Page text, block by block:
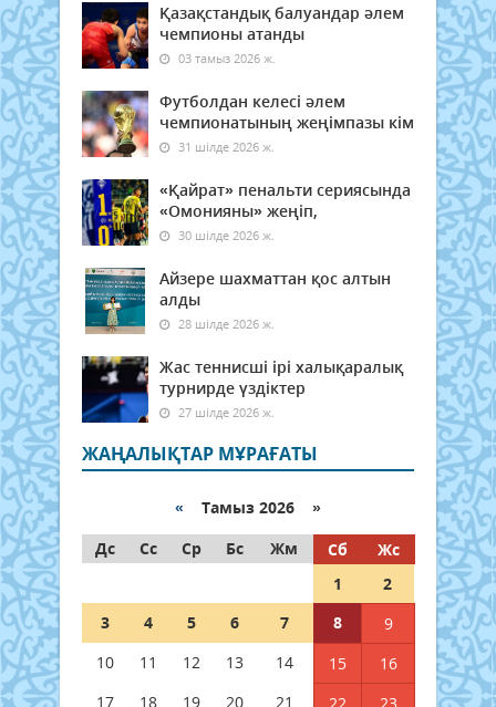
Қазақстандық балуандар әлем
чемпионы атанды
03 тамыз 2026 ж.
Футболдан келесі әлем
чемпионатының жеңімпазы кім
31 шілде 2026 ж.
«Қайрат» пенальти сериясында
«Омонияны» жеңіп,
30 шілде 2026 ж.
Айзере шахматтан қос алтын
алды
28 шілде 2026 ж.
Жас теннисші ірі халықаралық
турнирде үздіктер
27 шілде 2026 ж.
ЖАҢАЛЫҚТАР МҰРАҒАТЫ
« Тамыз 2026 »
Дс
Сс Ср Бс Жм Сб
Жс
1
2
3
4 5 6 7 8
9
10
11 12 13 14 15
16
17
18 19 20 21 22 23